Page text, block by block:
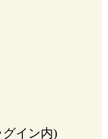
グイン内)